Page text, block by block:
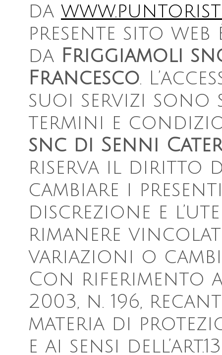
da
presente sito web
da Friggiamoli
Francesco.
suoi servizi sono
termini e
snc di Senni
riserva il diritto
cambiare i
discrezione e
rimanere
variazioni o
Con riferimento
2003, n. 196,
materia di
e ai sensi